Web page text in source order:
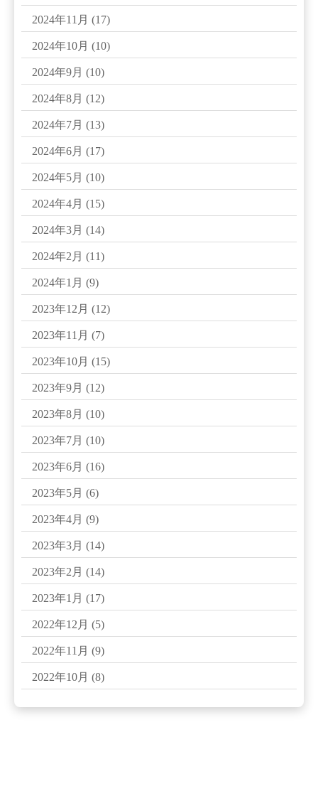
2024年11月 (17)
2024年10月 (10)
2024年9月 (10)
2024年8月 (12)
2024年7月 (13)
2024年6月 (17)
2024年5月 (10)
2024年4月 (15)
2024年3月 (14)
2024年2月 (11)
2024年1月 (9)
2023年12月 (12)
2023年11月 (7)
2023年10月 (15)
2023年9月 (12)
2023年8月 (10)
2023年7月 (10)
2023年6月 (16)
2023年5月 (6)
2023年4月 (9)
2023年3月 (14)
2023年2月 (14)
2023年1月 (17)
2022年12月 (5)
2022年11月 (9)
2022年10月 (8)